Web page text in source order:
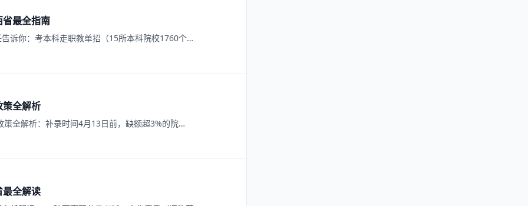
最全指南
诉你：考本科走职教单招（15所本科院校1760个…
全解析
全解析：补录时间4月13日前，缺额超3%的院…
全解读